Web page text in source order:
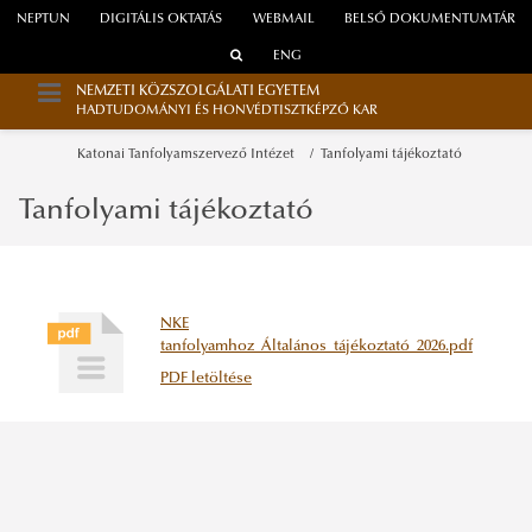
WEBMAIL
NEPTUN DIGITÁLIS OKTATÁS BELSŐ DOKUMENTUMTÁR
ENG
NEMZETI KÖZSZOLGÁLATI EGYETEM
HADTUDOMÁNYI ÉS HONVÉDTISZTKÉPZŐ KAR
Katonai Tanfolyamszervező Intézet Tanfolyami tájékoztató
Tanfolyami tájékoztató
NKE
tanfolyamhoz_Általános_tájékoztató_2026.pdf
PDF letöltése